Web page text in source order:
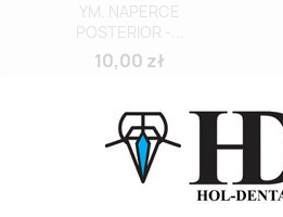
YM. NAPERCE
POSTERIOR -...
10,00 zł